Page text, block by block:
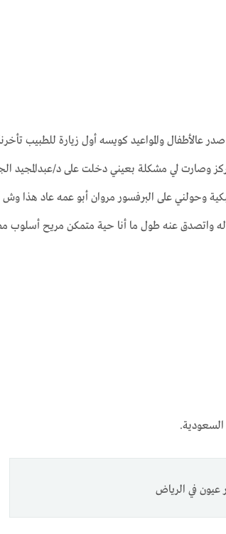
عالأطفال والمواعيد كويسه أول زيارة للطبيب
وصارت لي مشكلة بعيني دخلت على د/عبدالمجيد
وحولني على البرفسور مروان أبو عمه عاد هذا
واتصدق عنه طول ما أنا حية متمكن مريح أسلوب
عيون في الرياض